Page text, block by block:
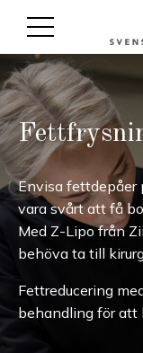
Envisa fettdepåer
vara svårt att få
Med Z-Lipo från
behöva ta till
Fettreducering
behandling för att